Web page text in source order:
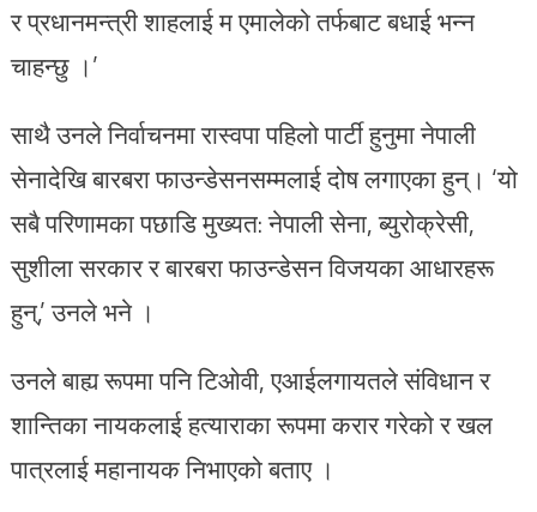
र प्रधानमन्त्री शाहलाई म एमालेको तर्फबाट बधाई भन्न
चाहन्छु ।’
साथै उनले निर्वाचनमा रास्वपा पहिलो पार्टी हुनुमा नेपाली
सेनादेखि बारबरा फाउन्डेसनसम्मलाई दोष लगाएका हुन्। ‘यो
सबै परिणामका पछाडि मुख्यत: नेपाली सेना, ब्युरोक्रेसी,
सुशीला सरकार र बारबरा फाउन्डेसन विजयका आधारहरू
हुन्,’ उनले भने ।
उनले बाह्य रूपमा पनि टिओवी, एआईलगायतले संविधान र
शान्तिका नायकलाई हत्याराका रूपमा करार गरेको र खल
पात्रलाई महानायक निभाएको बताए ।